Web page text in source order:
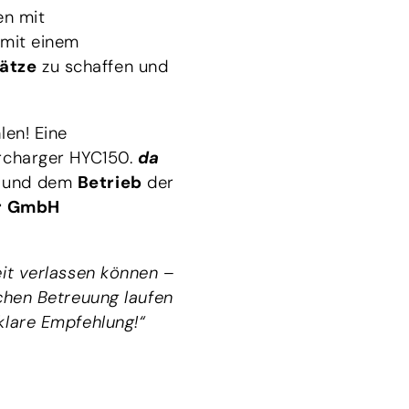
mit
einem
zu schaffen und
Eine
HYC150. da
dem Betrieb der
GmbH
verlassen können –
Betreuung laufen
Empfehlung!“